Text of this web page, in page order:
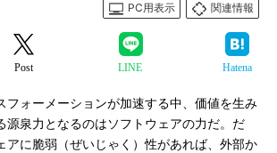
PC用表示
関連情報
Post LINE Hatena
ォーメーションが加速する中、価値を生み
源泉力となるのはソフトウェアの力だ。だ
アに脆弱（ぜいじゃく）性があれば、外部か